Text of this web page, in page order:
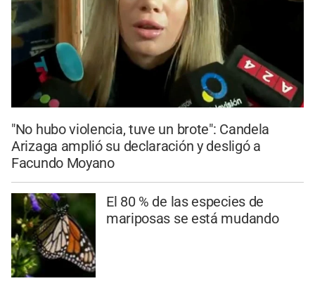
"No hubo violencia, tuve un brote": Candela
Arizaga amplió su declaración y desligó a
Facundo Moyano
El 80 % de las especies de
mariposas se está mudando